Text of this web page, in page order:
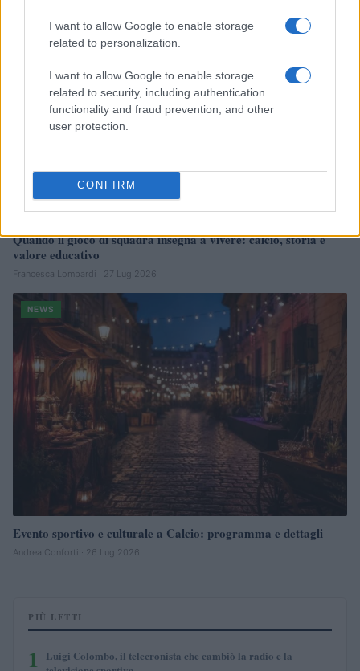
I want to allow Google to enable storage
related to personalization.
I want to allow Google to enable storage
related to security, including authentication
functionality and fraud prevention, and other
user protection.
CONFIRM
Quando il gioco di squadra insegna a vivere: calcio, storia e
valore educativo
Francesca Lombardi · 27 Lug 2026
NEWS
Evento sportivo e culturale a Calcio: programma e dettagli
Andrea Conforti · 26 Lug 2026
PIÙ LETTI
1
Luigi Colombo, il telecronista che cambiò la radio e la